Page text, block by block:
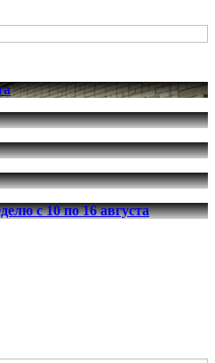
с 10 по 16 августа